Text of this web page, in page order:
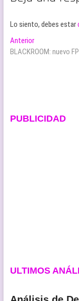
Lo siento, debes estar
Navegación
de
AnteriorEntrada
anterior:
BLACKROOM: nuevo
PUBLICIDAD
ULTIMOS